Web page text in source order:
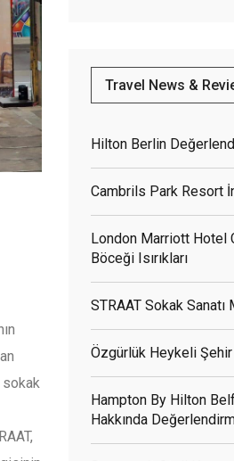
sokak
Travel News &
Hilton Berlin
Cambrils Park Resort
London Marriott Hotel
Böceği Isırıkları
STRAAT Sokak Sanatı
Özgürlük Heykeli
Hampton By Hilton
Hakkında